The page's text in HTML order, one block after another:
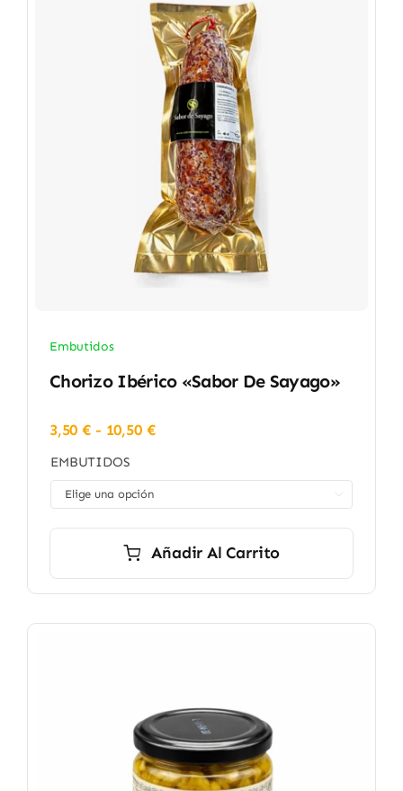
Embutidos
Chorizo Ibérico «Sabor De Sayago»
3,50€ - 10,50 €Rango
desde
EMBUTIDOS
Añadir Al Carrito